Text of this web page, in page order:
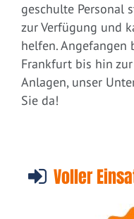
geschulte Personal
zur Verfügung und
helfen. Angefangen
Frankfurt bis hin
Anlagen, unser
Sie da!
Voller